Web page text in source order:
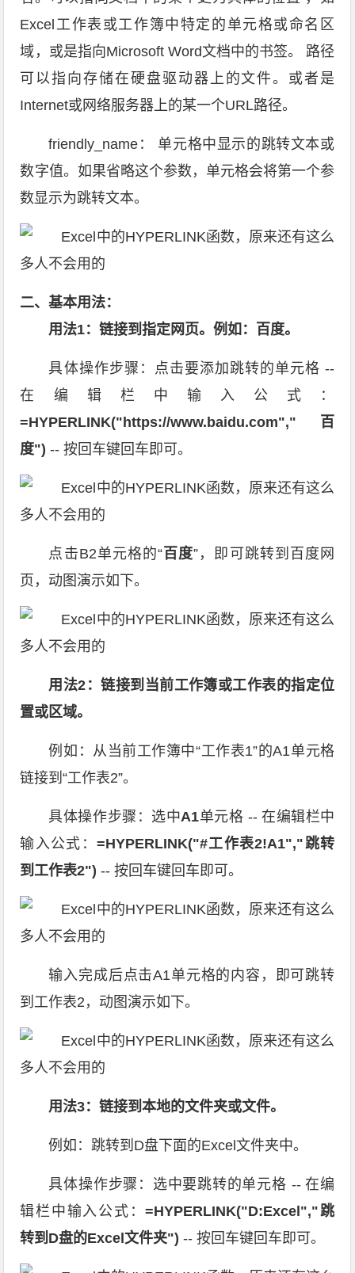
Excel工作表或工作簿中特定的单元格或命名区
域，或是指向Microsoft Word文档中的书签。 路径
可以指向存储在硬盘驱动器上的文件。或者是
Internet或网络服务器上的某一个URL路径。
friendly_name： 单元格中显示的跳转文本或
数字值。如果省略这个参数，单元格会将第一个参
数显示为跳转文本。
二、基本用法：
用法1：链接到指定网页。例如：百度。
具体操作步骤：点击要添加跳转的单元格 --
在编辑栏中输入公式：
=HYPERLINK("https://www.baidu.com","百
度") -- 按回车键回车即可。
点击B2单元格的“ 百度”，即可跳转到百度网
页，动图演示如下。
用法2：链接到当前工作簿或工作表的指定位
置或区域。
例如：从当前工作簿中“工作表1”的A1单元格
链接到“工作表2”。
具体操作步骤：选中A1单元格 -- 在编辑栏中
输入公式：=HYPERLINK("#工作表2!A1","跳转
到工作表2")-- 按回车键回车即可。
输入完成后点击A1单元格的内容，即可跳转
到工作表2，动图演示如下。
用法3：链接到本地的文件夹或文件。
例如：跳转到D盘下面的Excel文件夹中。
具体操作步骤：选中要跳转的单元格 -- 在编
辑栏中输入公式：=HYPERLINK("D:Excel","跳
转到D盘的Excel文件夹")-- 按回车键回车即可。